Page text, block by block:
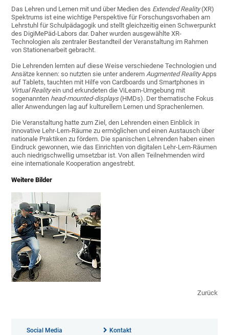
Das Lehren und Lernen mit und über Medien des Extended Reality(XR)
Spektrums ist eine wichtige Perspektive für Forschungsvorhaben am
Lehrstuhl für Schulpädagogik und stellt gleichzeitig einen Schwerpunkt
des DigiMePäd-Labors dar. Daher wurden ausgewählte XR-
Technologien als zentraler Bestandteil der Veranstaltung im Rahmen
von Stationenarbeit gebracht.
Die Lehrenden lernten auf diese Weise verschiedene Technologien und
Ansätze kennen: so nutzten sie unter anderemAugmented RealityApps
auf Tablets, tauchten mit Hilfe von Cardboards und Smartphones in
Virtual Realityein und erkundeten die ViLearn-Umgebung mit
sogenannten head-mounted-displays(HMDs). Der thematische Fokus
aller Anwendungen lag auf kulturellem Lernen und Sprachenlernen.
Die Veranstaltung hatte zum Ziel, den Lehrenden einen Einblick in
innovative Lehr-Lern-Räume zu ermöglichen und einen Austausch über
nationale Praktiken zu fördern. Die spanischen Lehrenden haben einen
Eindruck gewonnen, wie das Einrichten von digitalen Lehr-Lern-Räumen
auch niedrigschwellig umsetzbar ist. Von allen Teilnehmenden wird
eine internationale Kooperation angestrebt.
Weitere Bilder
Zurück
Social Media Kontakt